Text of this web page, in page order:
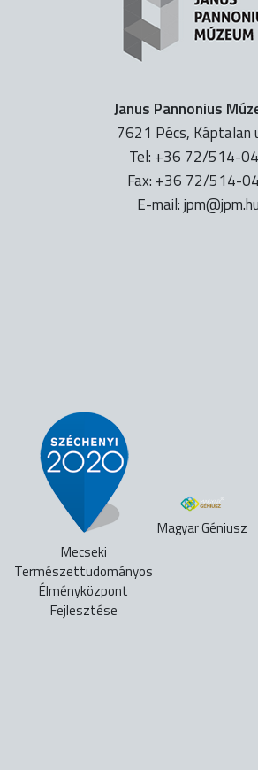
Janus Pannonius
7621 Pécs, Káptalan
Tel: +36 72/514-
Fax: +36 72/514-
E-mail:uh.mpj@mpj
Mecseki
Természettudományos
Élményközpont
Fejlesztése
Magyar Géniusz